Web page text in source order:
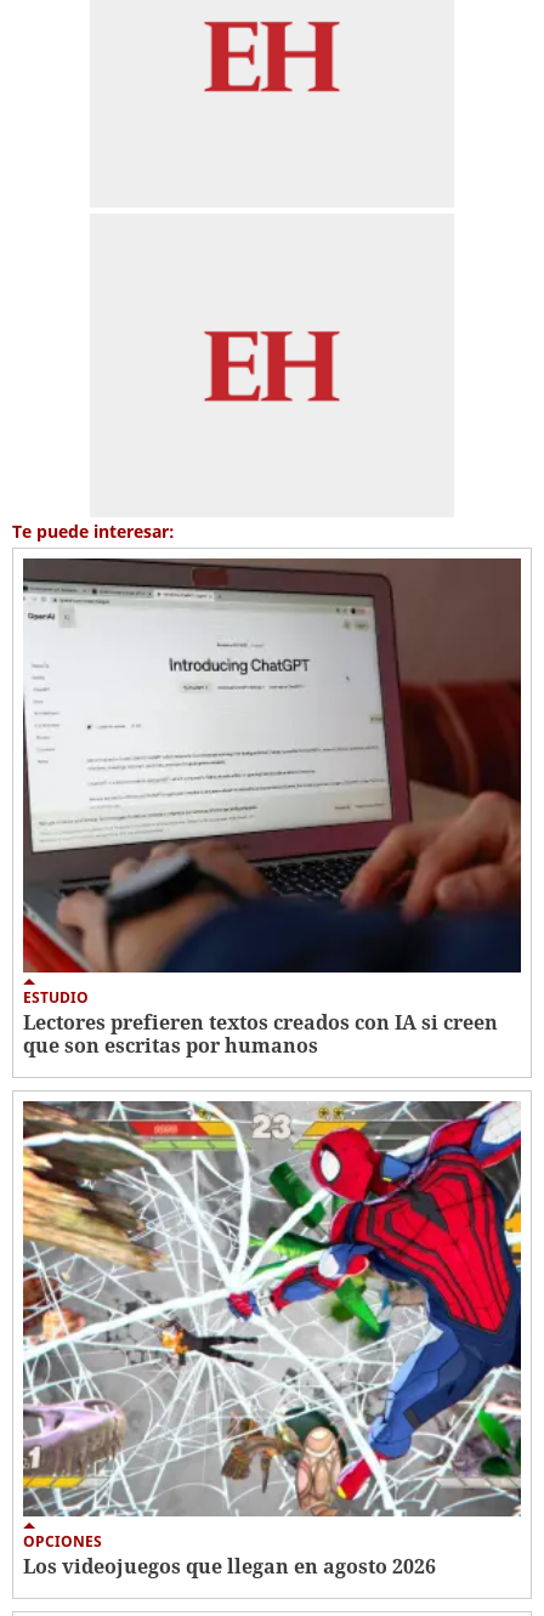
Te puede interesar:
ESTUDIO
Lectores prefieren textos creados con IA si creen
que son escritas por humanos
OPCIONES
Los videojuegos que llegan en agosto 2026